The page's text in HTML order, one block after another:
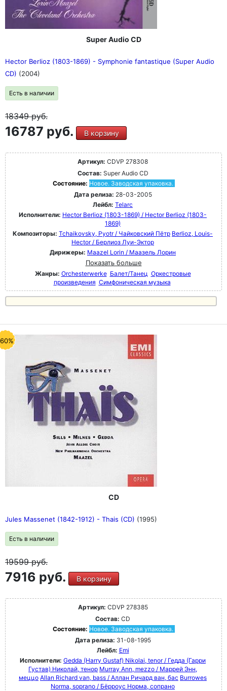
Super Audio CD
Hector Berlioz (1803-1869) - Symphonie fantastique (Super Audio
CD) (2004)
Есть в наличии
18349руб.
16787 руб. В корзину
Артикул: CDVP 278308
Состав: Super Audio CD
Состояние: Новое. Заводская упаковка.
Дата релиза: 28-03-2005
Лейбл: Telarc
Исполнители: Hector Berlioz (1803-1869) / Hector Berlioz (1803-
1869)
Композиторы: Tchaikovsky, Pyotr / Чайковский Пётр Berlioz, Louis-
Hector / Берлиоз Луи-Эктор
Дирижеры: Maazel Lorin / Маазель Лорин
Показать больше
Жанры: Orchesterwerke Балет/Танец Оркестровые
произведения Симфоническая музыка
CD
Jules Massenet (1842-1912) - Thais (CD) (1995)
Есть в наличии
19599руб.
7916 руб. В корзину
Артикул: CDVP 278385
Состав: CD
Состояние: Новое. Заводская упаковка.
Дата релиза: 31-08-1995
Лейбл: Emi
Исполнители: Gedda (Harry Gustaf) Nikolai, tenor / Гедда (Гарри
Густав) Николай, тенор Murray Ann, mezzo / Маррей Энн,
меццо Allan Richard van, bass / Аллан Ричард ван, бас Burrowes
Norma, soprano / Бёрроус Норма, сопрано